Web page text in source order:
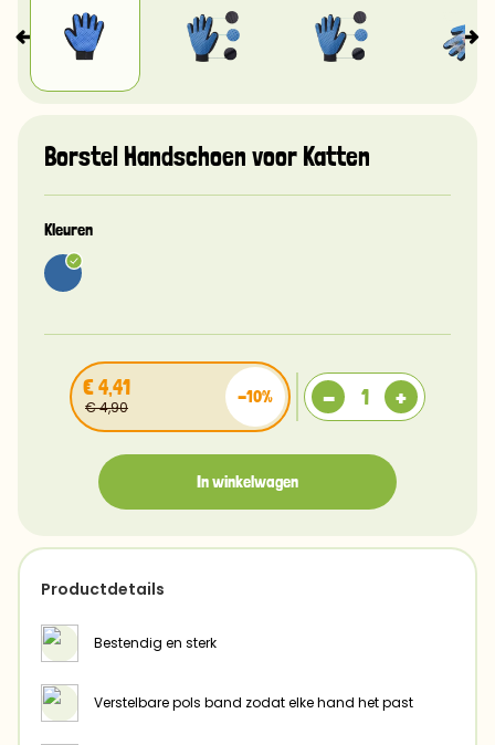
Borstel Handschoen voor Katten
Kleuren
€ 4,41
€ 4,90
-10% - +
In winkelwagen
Productdetails
Bestendig en sterk
Verstelbare pols band zodat elke hand het past